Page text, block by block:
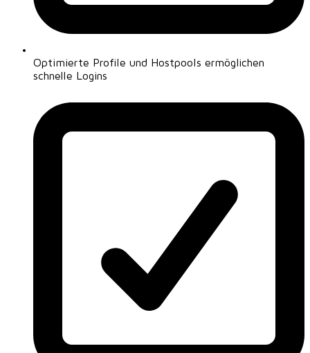
Optimierte Profile und Hostpools ermöglichen
schnelle Logins